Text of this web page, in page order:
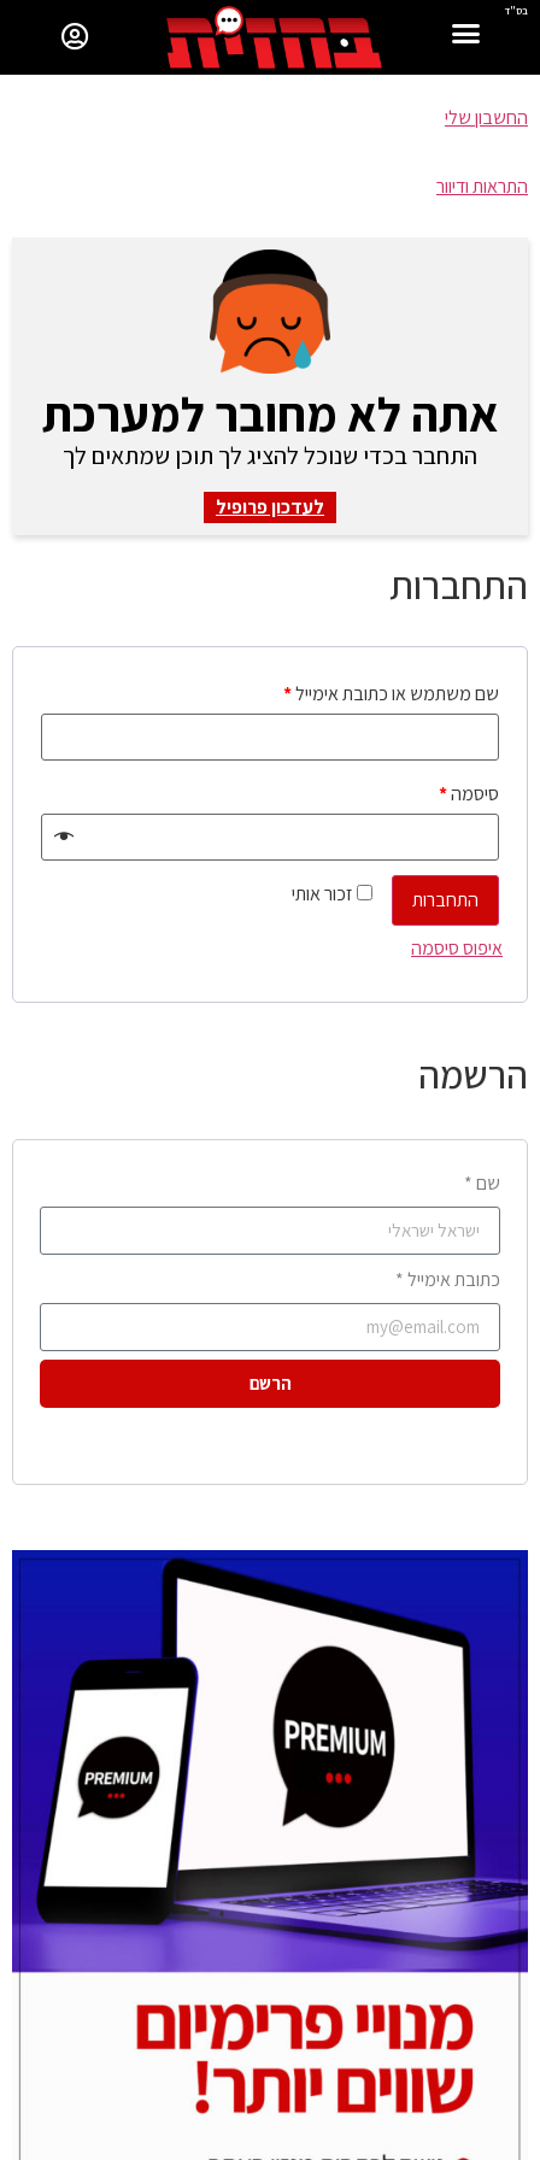
בס"ד
החשבון שלי
התראות ודיוור
אתה לא מחובר למערכת
התחבר בכדי שנוכל להציג לך תוכן שמתאים לך
לעדכון פרופיל
התחברות
שם משתמש או כתובת אימייל*
סיסמה*
זכור אותי
התחברות
איפוס סיסמה
הרשמה
שם *
כתובת אימייל *
הרשם